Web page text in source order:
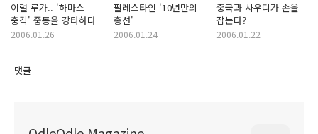
이럴 루가.. '하마스
충격' 중동을 강타하다
2006.01.26
팔레스타인 '10년만의
총선'
2006.01.24
중국과 사우디가 손을
잡는다?
2006.01.22
댓글